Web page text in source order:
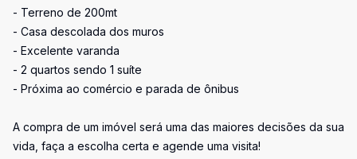
- Terreno de 200mt
- Casa descolada dos muros
- Excelente varanda
- 2 quartos sendo 1 suíte
- Próxima ao comércio e parada de ônibus
A compra de um imóvel será uma das maiores decisões da sua
vida, faça a escolha certa e agende uma visita!